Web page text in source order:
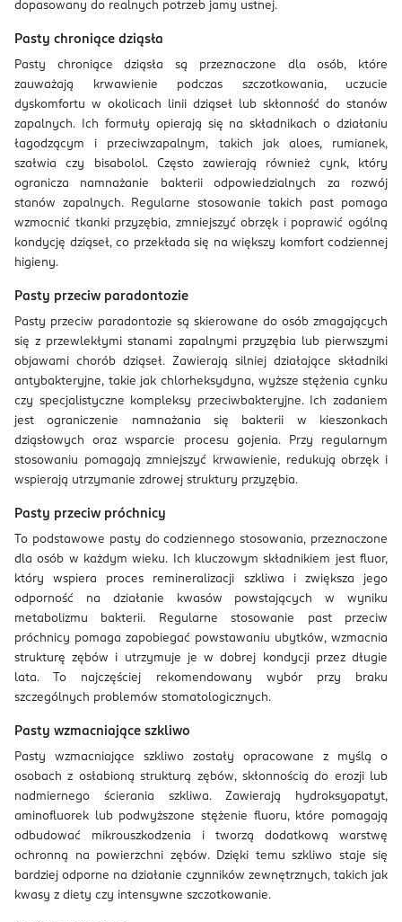
dopasowany do realnych potrzeb jamy ustnej.
Pasty chroniące dziąsła
Pasty chroniące dziąsła są przeznaczone dla osób, które
zauważają krwawienie podczas szczotkowania, uczucie
dyskomfortu w okolicach linii dziąseł lub skłonność do stanów
zapalnych. Ich formuły opierają się na składnikach o działaniu
łagodzącym i przeciwzapalnym, takich jak aloes, rumianek,
szałwia czy bisabolol. Często zawierają również cynk, który
ogranicza namnażanie bakterii odpowiedzialnych za rozwój
stanów zapalnych. Regularne stosowanie takich past pomaga
wzmocnić tkanki przyzębia, zmniejszyć obrzęk i poprawić ogólną
kondycję dziąseł, co przekłada się na większy komfort codziennej
higieny.
Pasty przeciw paradontozie
Pasty przeciw paradontozie są skierowane do osób zmagających
się z przewlekłymi stanami zapalnymi przyzębia lub pierwszymi
objawami chorób dziąseł. Zawierają silniej działające składniki
antybakteryjne, takie jak chlorheksydyna, wyższe stężenia cynku
czy specjalistyczne kompleksy przeciwbakteryjne. Ich zadaniem
jest ograniczenie namnażania się bakterii w kieszonkach
dziąsłowych oraz wsparcie procesu gojenia. Przy regularnym
stosowaniu pomagają zmniejszyć krwawienie, redukują obrzęk i
wspierają utrzymanie zdrowej struktury przyzębia.
Pasty przeciw próchnicy
To podstawowe pasty do codziennego stosowania, przeznaczone
dla osób w każdym wieku. Ich kluczowym składnikiem jest fluor,
który wspiera proces remineralizacji szkliwa i zwiększa jego
odporność na działanie kwasów powstających w wyniku
metabolizmu bakterii. Regularne stosowanie past przeciw
próchnicy pomaga zapobiegać powstawaniu ubytków, wzmacnia
strukturę zębów i utrzymuje je w dobrej kondycji przez długie
lata. To najczęściej rekomendowany wybór przy braku
szczególnych problemów stomatologicznych.
Pasty wzmacniające szkliwo
Pasty wzmacniające szkliwo zostały opracowane z myślą o
osobach z osłabioną strukturą zębów, skłonnością do erozji lub
nadmiernego ścierania szkliwa. Zawierają hydroksyapatyt,
aminofluorek lub podwyższone stężenie fluoru, które pomagają
odbudować mikrouszkodzenia i tworzą dodatkową warstwę
ochronną na powierzchni zębów. Dzięki temu szkliwo staje się
bardziej odporne na działanie czynników zewnętrznych, takich jak
kwasy z diety czy intensywne szczotkowanie.